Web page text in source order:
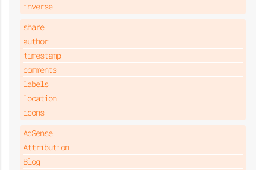
inverse
share
author
timestamp
comments
labels
location
icons
AdSense
Attribution
Blog